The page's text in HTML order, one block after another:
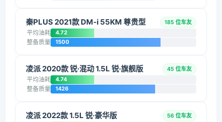
秦PLUS 2021款 DM-i 55KM 尊贵型 185 位车友
平均油耗 4.72
整备质量 1500
凌派 2020款 锐·混动 1.5L 锐·旗舰版 45 位车友
平均油耗 4.74
整备质量 1426
凌派 2022款 1.5L 锐·豪华版 56 位车友